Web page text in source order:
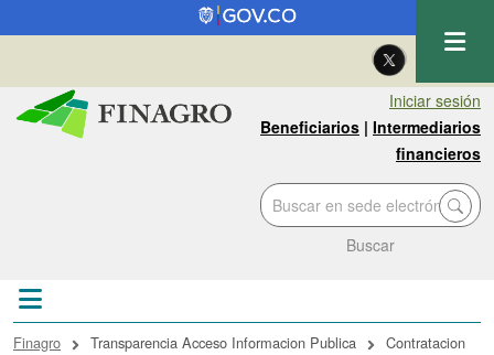
Pasar al contenido principal
| Eng
Iniciar sesión
Beneficiarios | Intermediarios
financieros
Buscar
enlaces de ayuda a la
Finagro Transparencia Acceso Informacion Publica
Contratacion